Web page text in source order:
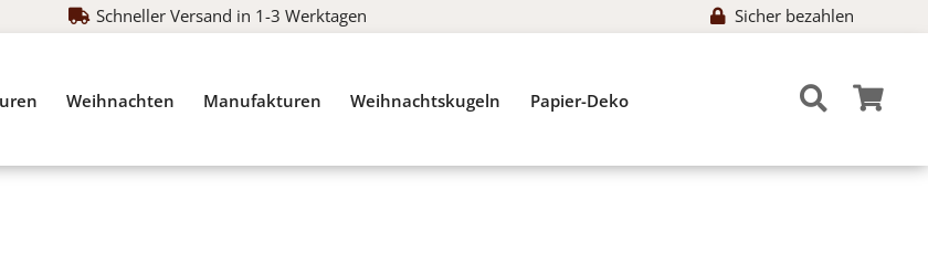
Schneller Versand in 1-3 Werktagen Sicher bezahlen
Weihnachten Manufakturen Weihnachtskugeln Papier-Deko